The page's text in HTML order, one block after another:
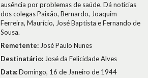
ausência por problemas de saúde. Dá notícias
dos colegas Paixão, Bernardo, Joaquim
Ferreira, Maurício, José Baptista e Fernando de
Sousa.
Remetente: José Paulo Nunes
Destinatário: José da Felicidade Alves
Data:Domingo, 16 de Janeiro de 1944